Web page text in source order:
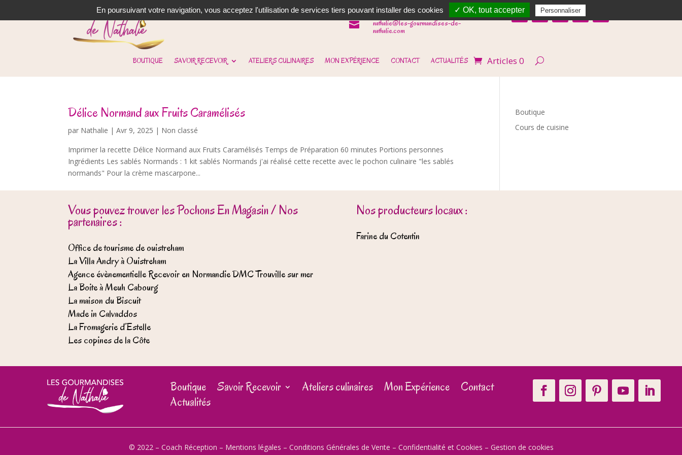

06 62 31 14 90

nathalie@les-gourmandises-de-
nathalie.com
BOUTIQUE SAVOIR RECEVOIR ATELIERS CULINAIRES MON EXPÉRIENCE CONTACT ACTUALITÉS Articles 0
Délice Normand aux Fruits Caramélisés
par Nathalie |Avr 9, 2025 | Non classé
Imprimer la recette Délice Normand aux Fruits Caramélisés Temps de Préparation 60 minutes Portions personnes
Ingrédients Les sablés Normands : 1 kit sablés Normands j'ai réalisé cette recette avec le pochon culinaire "les sablés
normands" Pour la crème mascarpone...
Boutique
Cours de cuisine
Vous pouvez trouver les Pochons En Magasin / Nos
partenaires :
Office de tourisme de ouistreham
La Villa Andry à Ouistreham
Agence évènementielle Recevoir en Normandie DMC Trouville sur mer
La Boite à Meuh Cabourg
La maison du Biscuit
Made in Calvaddos
La Fromagerie d’Estelle
Les copines de la Côte
Nos producteurs locaux :
Farine du Cotentin
Boutique Savoir Recevoir Ateliers culinaires Mon Expérience
Contact
Actualités
© 2022 – Coach Réception – Mentions légales – Conditions Générales de Vente – Confidentialité et Cookies – Gestion de cookies
En poursuivant votre navigation, vous acceptez l'utilisation de services tiers pouvant installer des cookies ✓ OK, tout accepter Personnaliser